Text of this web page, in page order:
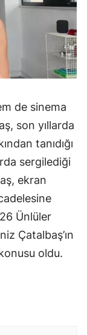
de sinema
son yıllarda
tanıdığı
sergilediği
ekran
Ünlüler
Çatalbaş’ın
oldu.